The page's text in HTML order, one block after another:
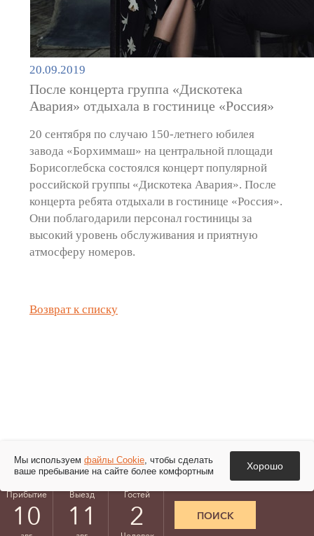
20.09.2019
После концерта группа «Дискотека
Авария» отдыхала в гостинице «Россия»
20 сентября по случаю 150-летнего юбилея
завода «Борхиммаш» на центральной площади
Борисоглебска состоялся концерт популярной
российской группы «Дискотека Авария». После
концерта ребята отдыхали в гостинице «Россия».
Они поблагодарили персонал гостиницы за
высокий уровень обслуживания и приятную
атмосферу номеров.
Возврат к списку
Прибытие Выезд Гостей
ПОИСК
Согласие посетителя сайта на обработку персональных
данных
Мы используем файлы Cookie, чтобы сделать
ваше пребывание на сайте более комфортным
Хорошо